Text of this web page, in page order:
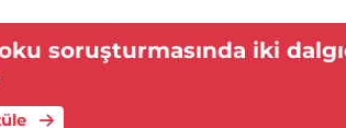
soruşturmasında iki